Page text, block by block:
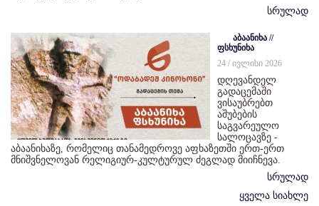
სრულად
აბაანიხა //
ფსხუნიხა
24 / ივლისი 2026
დღევანდელ
გადაცემაში
ვისაუბრებთ
აშუბების
საგვარეულო
სალოცავზე -
აბაანიხაზე, რომელიც თანამედროვე აფხაზეთში ერთ-ერთ
მნიშვნელოვან რელიგიურ-კულტურულ ძეგლად მიიჩნევა.
სრულად
ყველა სიახლე